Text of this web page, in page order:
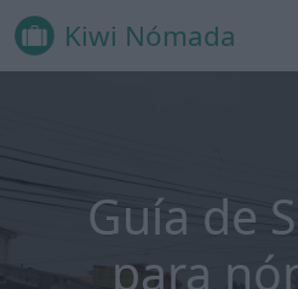
Kiwi Nómada
Guía de
para